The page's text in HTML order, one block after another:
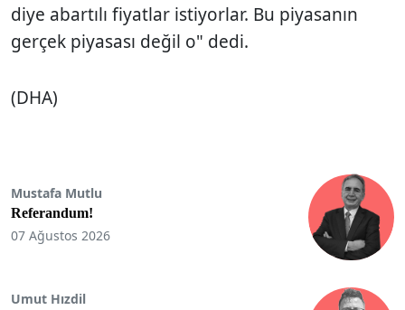
diye abartılı fiyatlar istiyorlar. Bu piyasanın
gerçek piyasası değil o" dedi.
(DHA)
Mustafa Mutlu
Referandum!
07 Ağustos 2026
Umut Hızdil